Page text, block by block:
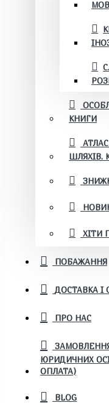
КНИГИ
ШЛЯХІВ.
ХІТИ
ПОБАЖАННЯ
ДОСТАВКА І
ПРО НАС
ЮРИДИЧНИХ
ОПЛАТА)
BLOG